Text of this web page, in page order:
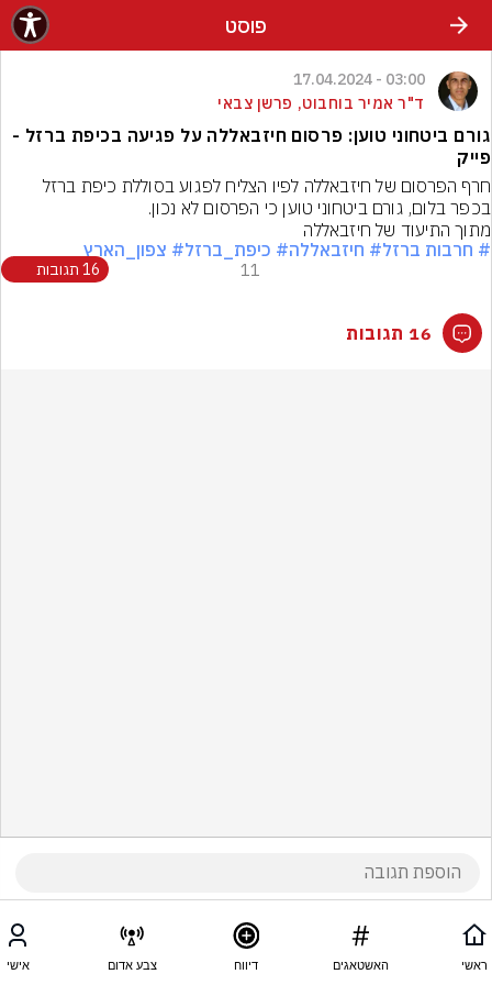
פוסט
03:00 - 17.04.2024
ד"ר אמיר בוחבוט, פרשן צבאי
גורם ביטחוני טוען: פרסום חיזבאללה על פגיעה בכיפת ברזל -
פייק
בכפר בלום, גורם ביטחוני טוען כי הפרסום לא נכון.
מתוך התיעוד של חיזבאללה
# חרבות ברזל# חיזבאללה# כיפת_ברזל# צפון_הארץ
11 16 תגובות
16 תגובות
ראשי האשטאגים דיווח צבע אדום אישי